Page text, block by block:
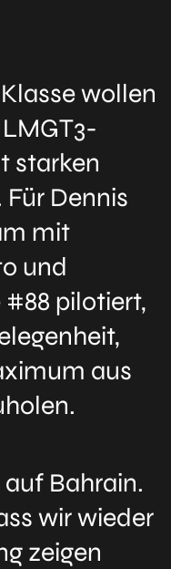
wollen
starken
Dennis
mit
und
pilotiert,
aus
Bahrain.
wir wieder
zeigen